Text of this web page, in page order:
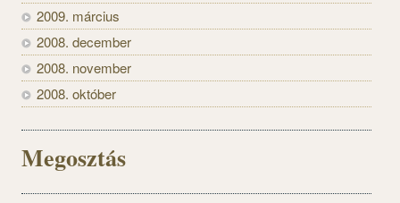
2009. március
2008. december
2008. november
2008. október
Megosztás